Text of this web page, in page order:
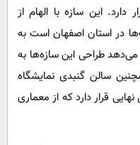
این سازه با الهام از
در استان اصفهان است به
طراحی این سازه‌ها به
سالن گنبدی نمایشگاه‌
نفر در مراحل نهایی قرار دارد که از معماری